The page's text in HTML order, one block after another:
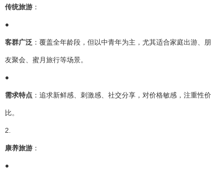
传统旅游 ：
●
客群广泛 ：覆盖全年龄段，但以中青年为主，尤其适合家庭出游、朋
友聚会、蜜月旅行等场景。
●
需求特点 ：追求新鲜感、刺激感、社交分享，对价格敏感，注重性价
比。
2.
康养旅游 ：
●